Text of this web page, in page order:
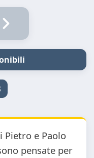
Pietro e Paolo
pensate per